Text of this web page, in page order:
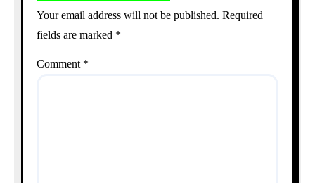
Your email address will not be published. Required
fields are marked *
Comment *